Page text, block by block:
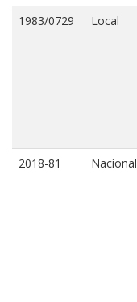
1983/0729 Local
2018-81 Nacional